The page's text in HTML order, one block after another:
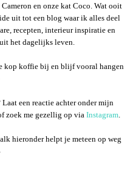
en onze kat Coco. Wat ooit
uit tot een blog waar ik alles deel
recepten, interieur inspiratie en
het dagelijks leven.
kop koffie bij en blijf vooral hangen
een reactie achter onder mijn
zoek me gezellig op via Instagram
hieronder helpt je meteen op weg